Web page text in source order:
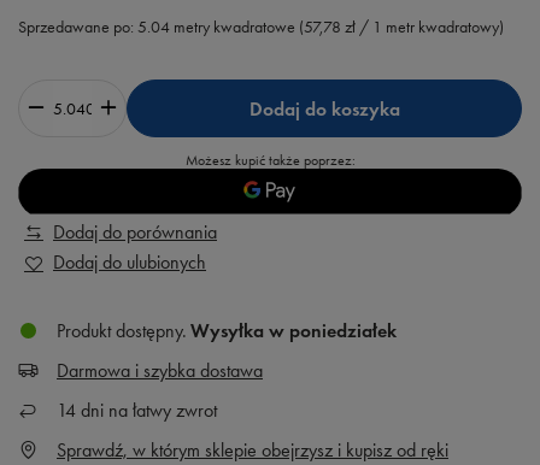
Sprzedawane po: 5.04 metry kwadratowe (57,78 zł / 1 metr kwadratowy)
Dodaj do koszyka
Możesz kupić także poprzez:
Dodaj do porównania
Dodaj do ulubionych
Produkt dostępny Wysyłka w poniedziałek
Darmowa i szybka dostawa
14 dni na łatwy zwrot
Sprawdź, w którym sklepie obejrzysz i kupisz od ręki